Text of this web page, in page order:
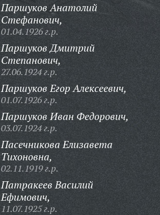
Паршуков Анатолий
Стефанович,
01.04.1926 г.р.
Паршуков Дмитрий
Степанович,
27.06.1924 г.р.
Паршуков Егор Алексеевич,
01.07.1926 г.р.
Паршуков Иван Федорович,
03.07.1924 г.р.
Пасечникова Елизавета
Тихоновна,
02.11.1919 г.р.
Патракеев Василий
Ефимович,
11.07.1925 г.р.